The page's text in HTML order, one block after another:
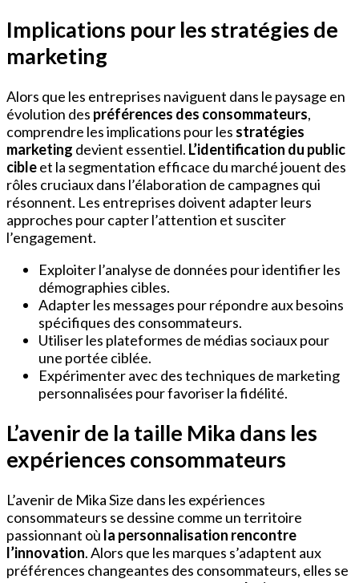
Implications pour les stratégies de
marketing
Alors que les entreprises naviguent dans le paysage en
évolution des préférences des consommateurs,
comprendre les implications pour les stratégies
marketing devient essentiel. L’identification du public
cibleet la segmentation efficace du marché jouent des
rôles cruciaux dans l’élaboration de campagnes qui
résonnent. Les entreprises doivent adapter leurs
approches pour capter l’attention et susciter
l’engagement.
Exploiter l’analyse de données pour identifier les
démographies cibles.
Adapter les messages pour répondre aux besoins
spécifiques des consommateurs.
Utiliser les plateformes de médias sociaux pour
une portée ciblée.
Expérimenter avec des techniques de marketing
personnalisées pour favoriser la fidélité.
L’avenir de la taille Mika dans les
expériences consommateurs
L’avenir de Mika Size dans les expériences
consommateurs se dessine comme un territoire
passionnant où la personnalisation rencontre
l’innovation. Alors que les marques s’adaptent aux
préférences changeantes des consommateurs, elles se